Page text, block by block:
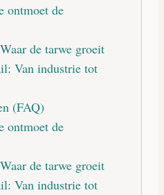
ontmoet de
de tarwe groeit
Van industrie tot
(FAQ)
ontmoet de
de tarwe groeit
Van industrie tot